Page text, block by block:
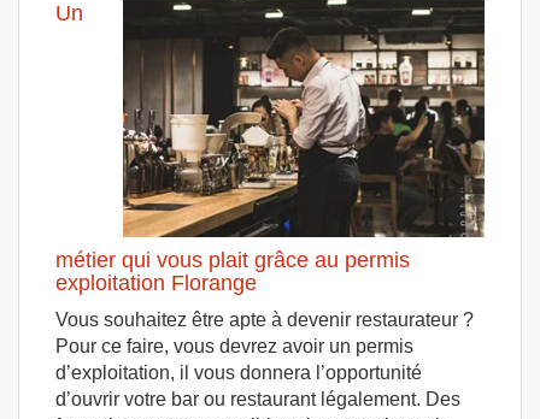
Un
métier qui vous plait grâce au permis
exploitation Florange
Vous souhaitez être apte à devenir restaurateur ?
Pour ce faire, vous devrez avoir un permis
d’exploitation, il vous donnera l’opportunité
d’ouvrir votre bar ou restaurant légalement. Des